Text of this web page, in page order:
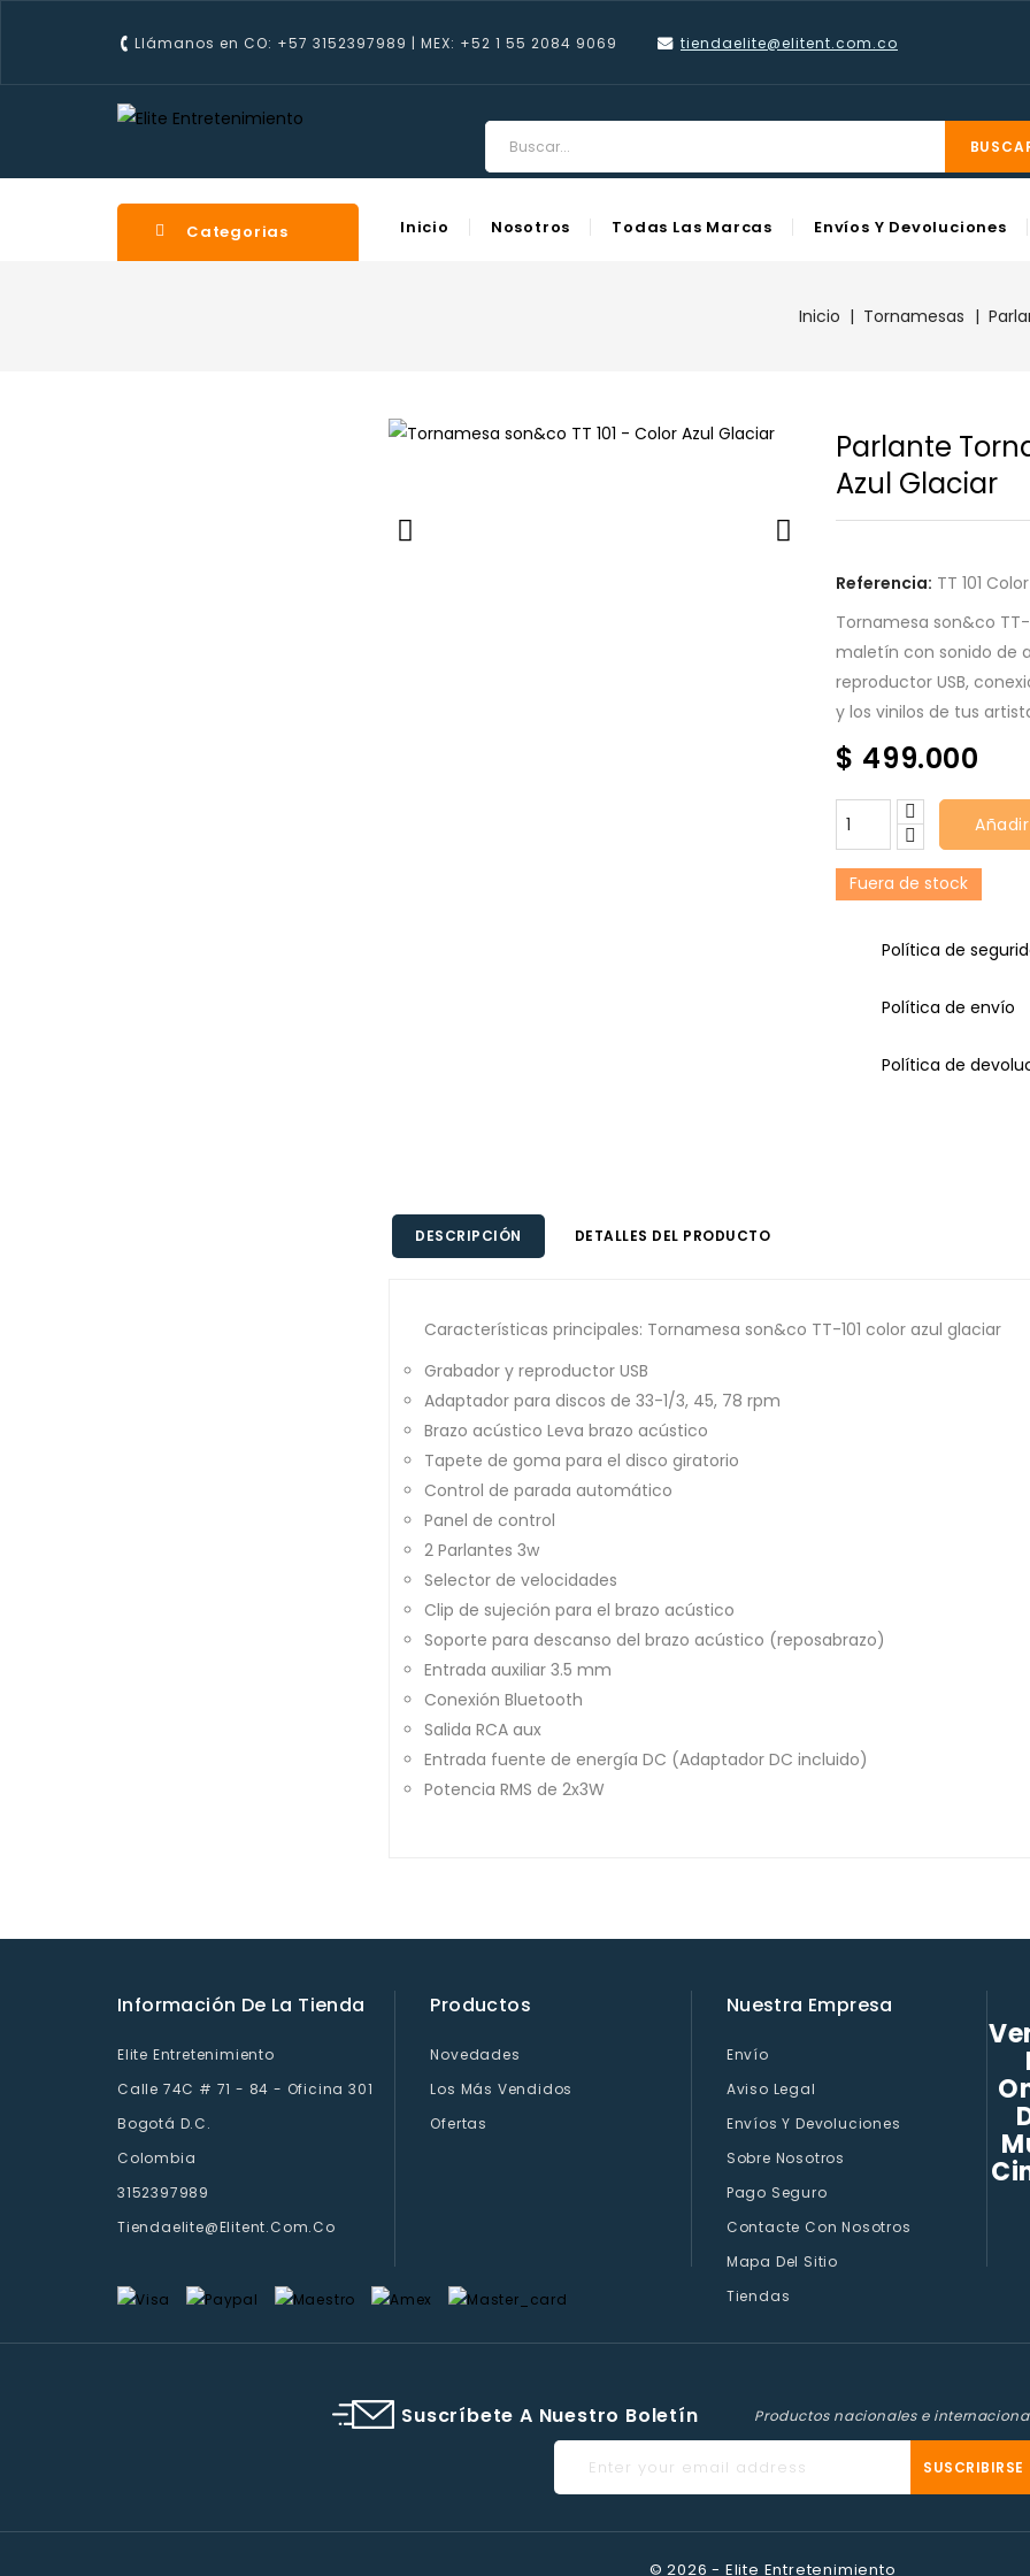
Llámanos en CO: +57 3152397989 | MEX: +52 1 55 2084 9069 tiendaelite@elitent.com.co
Inicio Nosotros Todas Las Marcas Envíos Y Devoluciones
Categorias
Inicio Tornamesas
Parlante
Azul Glaciar
Referencia: TT 101
Tornamesa son&co
maletín con sonido de
reproductor USB,
y los vinilos de tus
$ 499.000
Fuera de stock
Política de
Política de envío
Política de
DESCRIPCIÓN DETALLES DEL PRODUCTO
Características principales: Tornamesa son&co TT-101 color azul glaciar
Grabador y reproductor USB
Adaptador para discos de 33-1/3, 45, 78 rpm
Brazo acústico Leva brazo acústico
Tapete de goma para el disco giratorio
Control de parada automático
Panel de control
2 Parlantes 3w
Selector de velocidades
Clip de sujeción para el brazo acústico
Soporte para descanso del brazo acústico (reposabrazo)
Entrada auxiliar 3.5 mm
Conexión Bluetooth
Salida RCA aux
Entrada fuente de energía DC (Adaptador DC incluido)
Potencia RMS de 2x3W
Información De La Tienda
Elite Entretenimiento
Calle 74C # 71 - 84 - Oficina 301
Bogotá D.C.
Colombia
3152397989
Tiendaelite@elitent.com.co
Productos
Novedades
Los Más Vendidos
Ofertas
Nuestra Empresa
Envío
Aviso Legal
Envíos Y Devoluciones
Sobre Nosotros
Pago Seguro
Contacte Con Nosotros
Mapa Del Sitio
Tiendas
Suscríbete A Nuestro Boletín Productos nacionales e
© 2026 - Elite Entretenimiento